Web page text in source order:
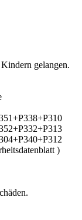
gelangen.
)